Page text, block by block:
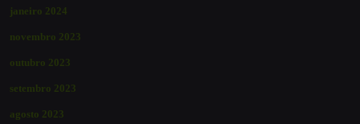
janeiro 2024
novembro 2023
outubro 2023
setembro 2023
agosto 2023